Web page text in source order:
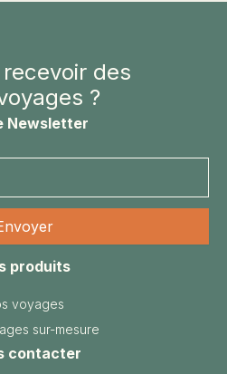
des
?
Newsletter
produits
voyages
sur-mesure
contacter